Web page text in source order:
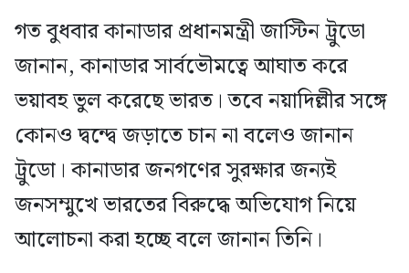
গত বুধবার কানাডার প্রধানমন্ত্রী জাস্টিন ট্রুডো
জানান, কানাডার সার্বভৌমত্বে আঘাত করে
ভয়াবহ ভুল করেছে ভারত। তবে নয়াদিল্লীর সঙ্গে
কোনও দ্বন্দ্বে জড়াতে চান না বলেও জানান
ট্রুডো। কানাডার জনগণের সুরক্ষার জন্যই
জনসম্মুখে ভারতের বিরুদ্ধে অভিযোগ নিয়ে
আলোচনা করা হচ্ছে বলে জানান তিনি।